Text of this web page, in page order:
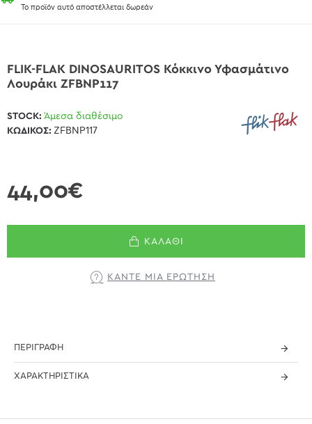
Το προϊόν αυτό αποστέλλεται δωρεάν
FLIK-FLAK DINOSAURITOS Κόκκινο Υφασμάτινο
Λουράκι ZFBNP117
44,00€
STOCK: Άμεσα διαθέσιμο
ΚΩΔΙΚΌΣ: ZFBNP117
ΚΑΛΆΘΙ
ΚΆΝΤΕ ΜΊΑ ΕΡΏΤΗΣΗ
ΠΕΡΙΓΡΑΦΉ
ΧΑΡΑΚΤΗΡΙΣΤΙΚΆ